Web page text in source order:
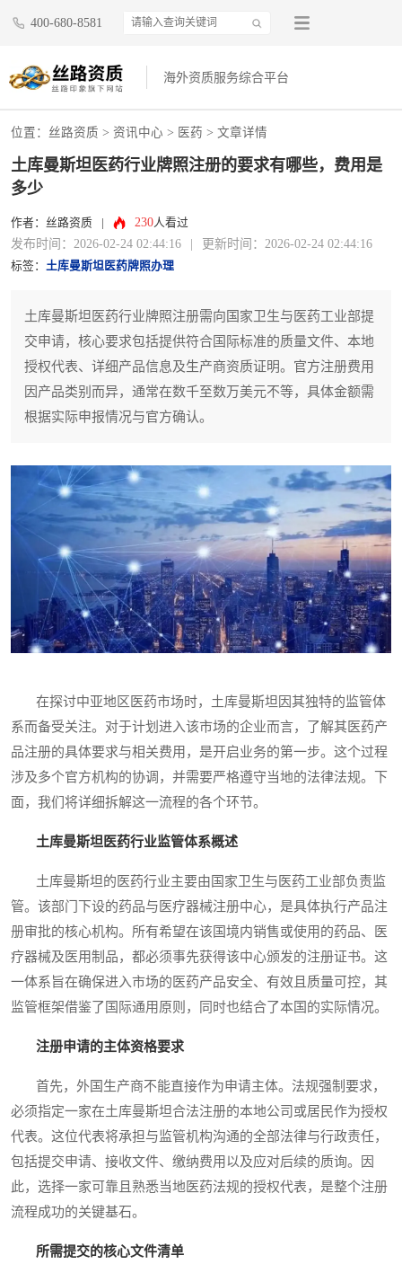
400-680-8581
海外资质服务综合平台
位置： 丝路资质 > 资讯中心 > 医药 > 文章详情
土库曼斯坦医药行业牌照注册的要求有哪些，费用是
多少
作者：丝路资质 230人看过
发布时间：2026-02-24 02:44:16 更新时间：2026-02-24 02:44:16
标签： 土库曼斯坦医药牌照办理
土库曼斯坦医药行业牌照注册需向国家卫生与医药工业部提
交申请，核心要求包括提供符合国际标准的质量文件、本地
授权代表、详细产品信息及生产商资质证明。官方注册费用
因产品类别而异，通常在数千至数万美元不等，具体金额需
根据实际申报情况与官方确认。
在探讨中亚地区医药市场时，土库曼斯坦因其独特的监管体
系而备受关注。对于计划进入该市场的企业而言，了解其医药产
品注册的具体要求与相关费用，是开启业务的第一步。这个过程
涉及多个官方机构的协调，并需要严格遵守当地的法律法规。下
面，我们将详细拆解这一流程的各个环节。
土库曼斯坦医药行业监管体系概述
土库曼斯坦的医药行业主要由国家卫生与医药工业部负责监
管。该部门下设的药品与医疗器械注册中心，是具体执行产品注
册审批的核心机构。所有希望在该国境内销售或使用的药品、医
疗器械及医用制品，都必须事先获得该中心颁发的注册证书。这
一体系旨在确保进入市场的医药产品安全、有效且质量可控，其
监管框架借鉴了国际通用原则，同时也结合了本国的实际情况。
注册申请的主体资格要求
首先，外国生产商不能直接作为申请主体。法规强制要求，
必须指定一家在土库曼斯坦合法注册的本地公司或居民作为授权
代表。这位代表将承担与监管机构沟通的全部法律与行政责任，
包括提交申请、接收文件、缴纳费用以及应对后续的质询。因
此，选择一家可靠且熟悉当地医药法规的授权代表，是整个注册
流程成功的关键基石。
所需提交的核心文件清单